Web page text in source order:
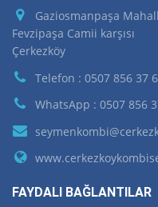
Gaziosmanpaşa
Fevzipaşa Camii karşısı
Çerkezköy
Telefon : 0507 856 37
WhatsApp : 0507 856
FAYDALI BAĞLANTILAR